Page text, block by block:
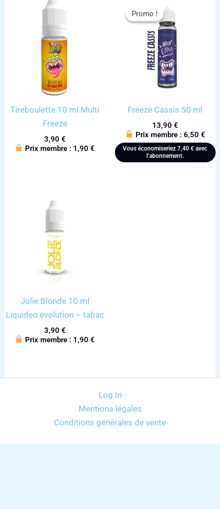
Tireboulette 10 ml Multi
Freeze
3,90 €
Prix membre : 1,90€
Promo !
Promo !
Freeze Cassis 50 ml
13,90 €
Prix membre :6,50€
Vous économiseriez7,40€ avec
l’abonnement.
Jolie Blonde 10 ml
Liquideo evolution – tabac
3,90 €
Prix membre : 1,90€
Log In
Mentions légales
Conditions générales de vente